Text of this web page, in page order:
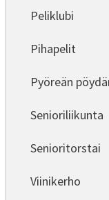
Peliklubi
Pihapelit
Pyöreän
Senioriliikunta
Senioritorstai
Viinikerho